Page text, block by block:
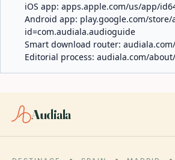
iOS app: apps.apple.com/us/app/
Android app: play.google.com/
id=com.audiala.audioguide
Smart download router:
Editorial process: audiala.com/
Audiala